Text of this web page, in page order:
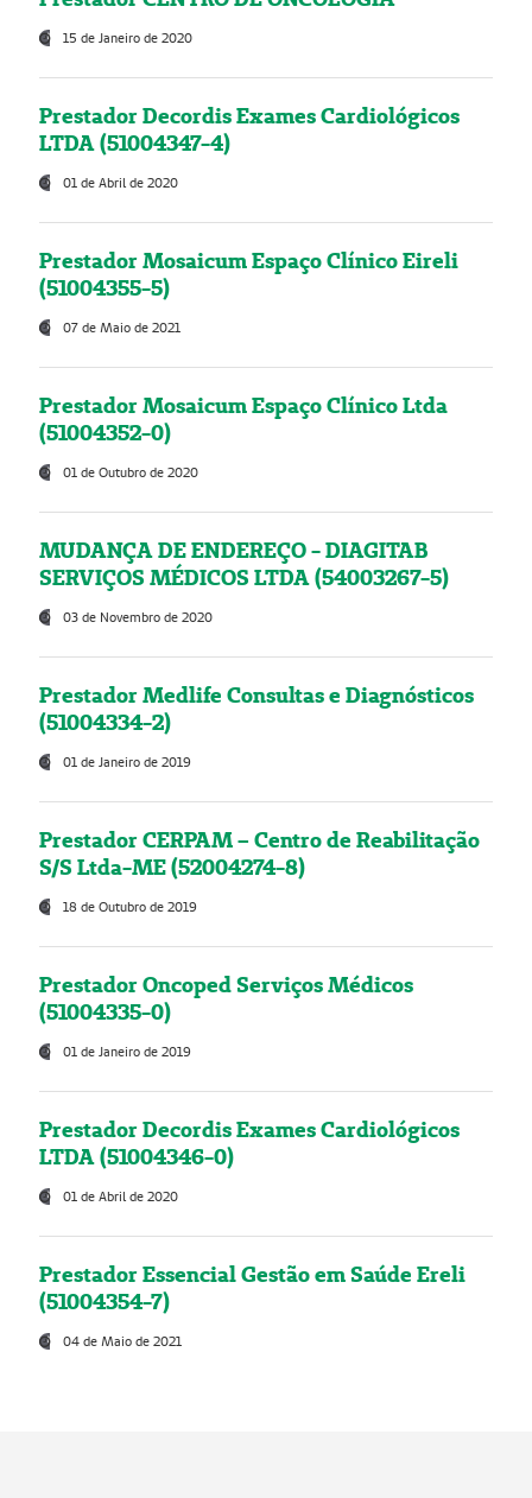
15 de Janeiro de 2020
Prestador Decordis Exames Cardiológicos
LTDA (51004347-4)
01 de Abril de 2020
Prestador Mosaicum Espaço Clínico Eireli
(51004355-5)
07 de Maio de 2021
Prestador Mosaicum Espaço Clínico Ltda
(51004352-0)
01 de Outubro de 2020
MUDANÇA DE ENDEREÇO - DIAGITAB
SERVIÇOS MÉDICOS LTDA (54003267-5)
03 de Novembro de 2020
Prestador Medlife Consultas e Diagnósticos
(51004334-2)
01 de Janeiro de 2019
Prestador CERPAM – Centro de Reabilitação
S/S Ltda-ME (52004274-8)
18 de Outubro de 2019
Prestador Oncoped Serviços Médicos
(51004335-0)
01 de Janeiro de 2019
Prestador Decordis Exames Cardiológicos
LTDA (51004346-0)
01 de Abril de 2020
Prestador Essencial Gestão em Saúde Ereli
(51004354-7)
04 de Maio de 2021